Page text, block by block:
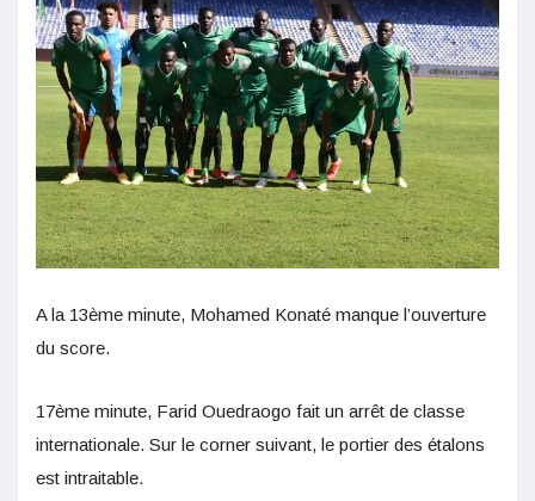
A la 13ème minute, Mohamed Konaté manque l’ouverture
du score.
17ème minute, Farid Ouedraogo fait un arrêt de classe
internationale. Sur le corner suivant, le portier des étalons
est intraitable.